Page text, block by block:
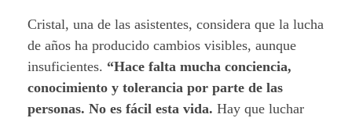
Cristal, una de las asistentes, considera que la lucha
de años ha producido cambios visibles, aunque
insuficientes. “Hace falta mucha conciencia,
conocimiento y tolerancia por parte de las
personas. No es fácil esta vida. Hay que luchar